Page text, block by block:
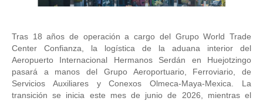
Tras 18 años de operación a cargo del Grupo World Trade
Center Confianza, la logística de la aduana interior del
Aeropuerto Internacional Hermanos Serdán en Huejotzingo
pasará a manos del Grupo Aeroportuario, Ferroviario, de
Servicios Auxiliares y Conexos Olmeca-Maya-Mexica. La
transición se inicia este mes de junio de 2026, mientras el